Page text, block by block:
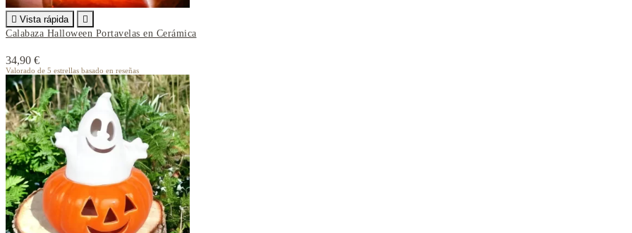
 Vista rápida

Calabaza Halloween Portavelas en Cerámica
34,90 €
Valorado de 5 estrellas basado en reseñas